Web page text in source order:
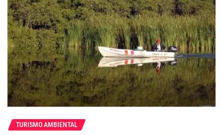
TURISMO AMBIENTAL